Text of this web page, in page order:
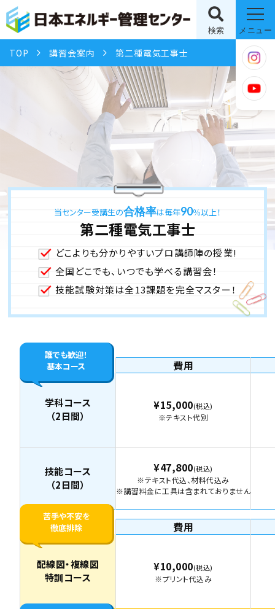
検索 メニュー
TOP 講習会案内 第二種電気工事士
当センター受講生の合格率は毎年90％以上！
第二種電気工事士
どこよりも分かりやすいプロ講師陣の授業!
全国どこでも、いつでも学べる講習会！
技能試験対策は全13課題を完全マスター！
費用
誰でも歓迎！
基本コース
学科コース
（2日間）
¥15,000(税込)
※テキスト代別
技能コース
（2日間）
¥47,800(税込)
※テキスト代込、材料代込み
※講習料金に工具は含まれておりません
費用
苦手や不安を
徹底排除
配線図・複線図
特訓コース
¥10,000(税込)
※プリント代込み